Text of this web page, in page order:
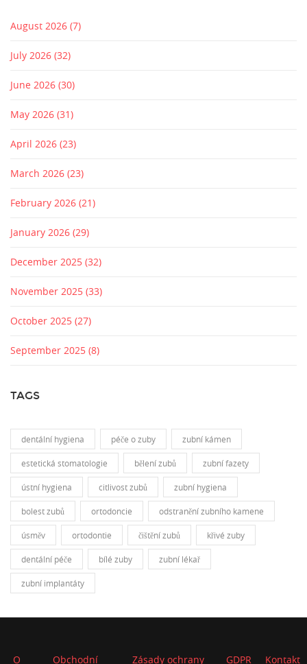
August 2026 (7)
July 2026 (32)
June 2026 (30)
May 2026 (31)
April 2026 (23)
March 2026 (23)
February 2026 (21)
January 2026 (29)
December 2025 (32)
November 2025 (33)
October 2025 (27)
September 2025 (8)
TAGS
dentální hygiena péče o zuby zubní kámen
estetická stomatologie bělení zubů zubní fazety
ústní hygiena citlivost zubů zubní hygiena
bolest zubů ortodoncie odstranění zubního kamene
úsměv ortodontie čištění zubů křivé zuby
dentální péče bílé zuby zubní lékař
zubní implantáty
O Obchodní Zásady ochrany GDPR Kontakt